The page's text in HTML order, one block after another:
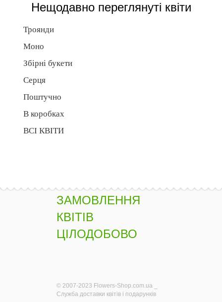
Нещодавно переглянуті квіти
Троянди
Моно
Збірні букети
Серця
Поштучно
В коробках
ВСІ КВІТИ
ЗАМОВЛЕННЯ
КВІТІВ
ЦІЛОДОБОВО
© 2007-2023 Flowers-Shop.com.ua _
Служба доставки квітів і подарунків